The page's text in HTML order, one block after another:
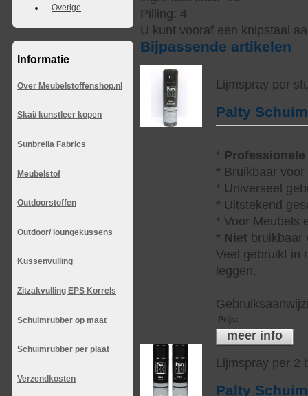
Overige
Informatie
Over Meubelstoffenshop.nl
Skai/ kunstleer kopen
Sunbrella Fabrics
Meubelstof
Outdoorstoffen
Outdoor/ loungekussens
Kussenvulling
Zitzakvulling EPS Korrels
Schuimrubber op maat
Schuimrubber per plaat
Verzendkosten
Pilling: 4
U kunt vooraf een knipstaal
Bijpassende artikelen
Lijmspray per
Palty
* Professionele
* Bruikbaar
* Universeel
* Uitstekend
* Voor Meubels
* Niet bruikbaar
Veel gebruikt in
leggen.
Prijs:
meer info
Lijmspray per 2
Palty